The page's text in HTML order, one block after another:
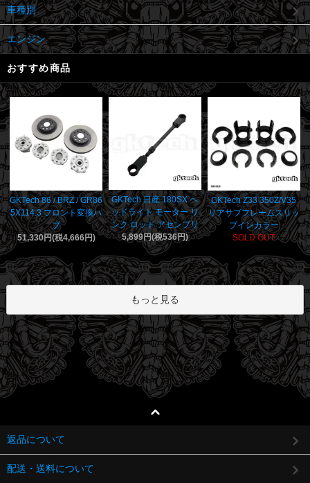
車種別
エンジン
おすすめ商品
GKTech 86 / BRZ / GR86
5X114.3 フロント変換ハ
ブ
51,330円(税4,666円)
GKTech 日産 180SX ヘ
ッドライト モーター リ
ンク ロッド アセンブリ
5,899円(税536円)
GKTech Z33 350Z/V35
リアサブフレームスリッ
プインカラー
SOLD OUT
もっと見る
返品について
配送・送料について